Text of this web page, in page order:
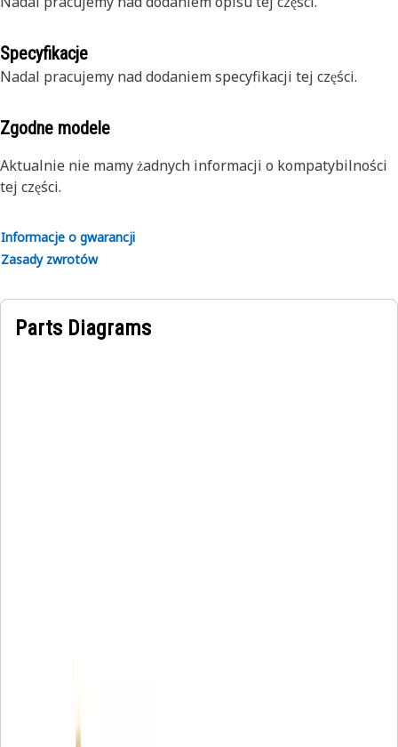
Specyfikacje
Nadal pracujemy nad dodaniem specyfikacji tej części.
Zgodne modele
Aktualnie nie mamy żadnych informacji o kompatybilności
tej części.
Informacje o gwarancji
Zasady zwrotów
Parts Diagrams